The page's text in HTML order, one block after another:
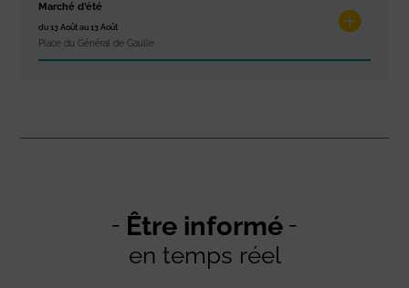
Marché d’été
du 13 Août au 13 Août
Place du Général de Gaulle
Être informé
en temps réel